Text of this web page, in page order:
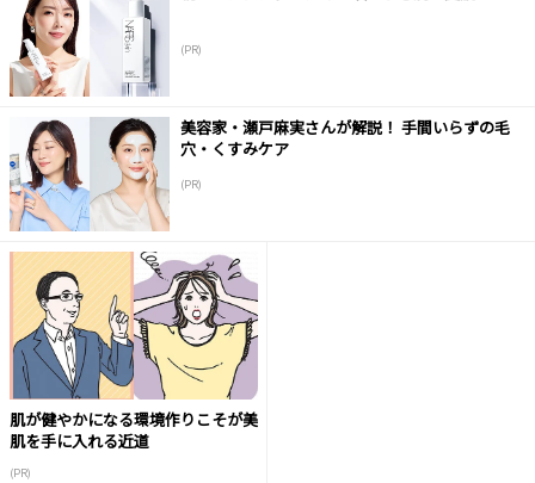
(PR)
美容家・瀬戸麻実さんが解説！ 手間いらずの毛
穴・くすみケア
(PR)
肌が健やかになる環境作りこそが美
肌を手に入れる近道
(PR)